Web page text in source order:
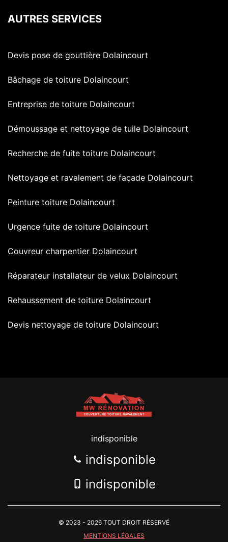
AUTRES SERVICES
Devis pose de gouttière Dolaincourt
Bâchage de toiture Dolaincourt
Entreprise de toiture Dolaincourt
Démoussage et nettoyage de tuile Dolaincourt
Recherche de fuite toiture Dolaincourt
Nettoyage et ravalement de façade Dolaincourt
Peinture toiture Dolaincourt
Urgence fuite de toiture Dolaincourt
Couvreur charpentier Dolaincourt
Réparateur installateur de velux Dolaincourt
Rehaussement de toiture Dolaincourt
Devis nettoyage de toiture Dolaincourt
indisponible
indisponible
indisponible
© 2023 - 2026 TOUT DROIT RÉSERVÉ
MENTIONS LÉGALES